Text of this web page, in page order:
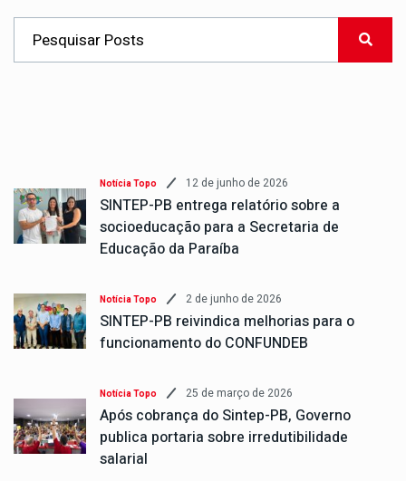
Notícia Topo 12 de junho de 2026
SINTEP-PB entrega relatório sobre a
socioeducação para a Secretaria de
Educação da Paraíba
Notícia Topo 2 de junho de 2026
SINTEP-PB reivindica melhorias para o
funcionamento do CONFUNDEB
Notícia Topo 25 de março de 2026
Após cobrança do Sintep-PB, Governo
publica portaria sobre irredutibilidade
salarial